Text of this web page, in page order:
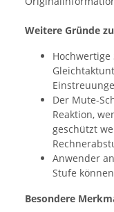
Weitere Gründe
Der Mute-
Reaktion,
geschützt
Anwender
Stufe
Besondere